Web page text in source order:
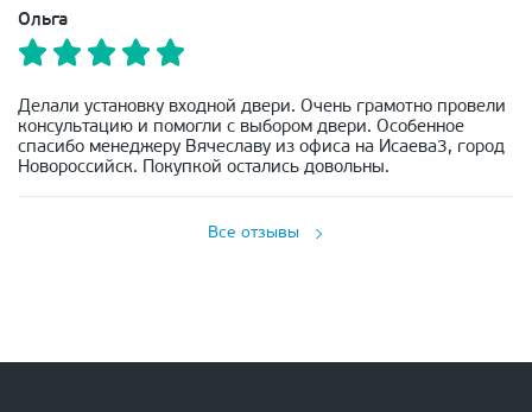
Ольга
Делали установку входной двери. Очень грамотно провели
консультацию и помогли с выбором двери. Особенное
спасибо менеджеру Вячеславу из офиса на Исаева3, город
Новороссийск. Покупкой остались довольны.
Все отзывы